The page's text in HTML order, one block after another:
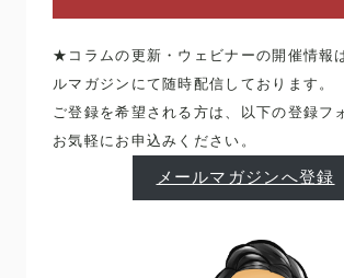
★コラムの更新・ウェビナーの開催情報
ルマガジンにて随時配信しております。
ご登録を希望される方は、以下の登録フ
お気軽にお申込みください。
メールマガジンへ登録